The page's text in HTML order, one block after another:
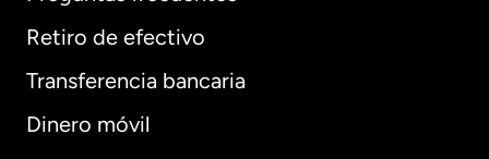
Retiro de efectivo
Transferencia bancaria
Dinero móvil